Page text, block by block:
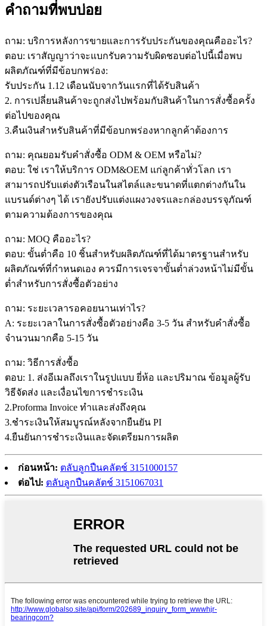
คำถามที่พบบ่อย
ถาม: บริการหลังการขายและการรับประกันของคุณคืออะไร?
ตอบ: เราสัญญาว่าจะแบกรับความรับผิดชอบต่อไปนี้เมื่อพบ
ผลิตภัณฑ์ที่มีข้อบกพร่อง:
รับประกัน 1.12 เดือนนับจากวันแรกที่ได้รับสินค้า
2. การเปลี่ยนสินค้าจะถูกส่งไปพร้อมกับสินค้าในการสั่งซื้อครั้ง
ต่อไปของคุณ
3.คืนเงินสำหรับสินค้าที่มีข้อบกพร่องหากลูกค้าต้องการ
ถาม: คุณยอมรับคำสั่งซื้อ ODM & OEM หรือไม่?
ตอบ: ใช่ เราให้บริการ ODM&OEM แก่ลูกค้าทั่วโลก เรา
สามารถปรับแต่งตัวเรือนในสไตล์และขนาดที่แตกต่างกันใน
แบรนด์ต่างๆ ได้ เรายังปรับแต่งแผงวงจรและกล่องบรรจุภัณฑ์
ตามความต้องการของคุณ
ถาม: MOQ คืออะไร?
ตอบ: ขั้นต่ำคือ 10 ชิ้นสำหรับผลิตภัณฑ์ที่ได้มาตรฐานสำหรับ
ผลิตภัณฑ์ที่กำหนดเอง ควรมีการเจรจาขั้นต่ำล่วงหน้าไม่มีขั้น
ต่ำสำหรับการสั่งซื้อตัวอย่าง
ถาม: ระยะเวลารอคอยนานเท่าไร?
A: ระยะเวลาในการสั่งซื้อตัวอย่างคือ 3-5 วัน สำหรับคำสั่งซื้อ
จำนวนมากคือ 5-15 วัน
ถาม: วิธีการสั่งซื้อ
ตอบ: 1. ส่งอีเมลถึงเราในรูปแบบ ยี่ห้อ และปริมาณ ข้อมูลผู้รับ
วิธีจัดส่ง และเงื่อนไขการชำระเงิน
2.Proforma Invoice ทำและส่งถึงคุณ
3.ชำระเงินให้สมบูรณ์หลังจากยืนยัน PI
4.ยืนยันการชำระเงินและจัดเตรียมการผลิต
ก่อนหน้า: ตลับลูกปืนคลัตช์ 3151000157
ต่อไป: ตลับลูกปืนคลัตช์ 3151067031